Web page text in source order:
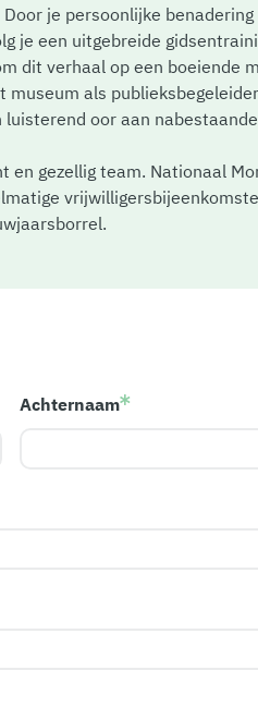
je persoonlijke
je een uitgebreide
dit verhaal op een boeiende
als
oor aan
en gezellig team. Nationaal
Achternaam